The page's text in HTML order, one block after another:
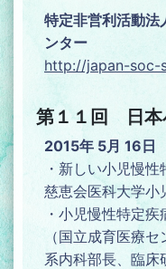
特定非営利活動
ンター
http://japan-soc-
第１１回 日本
2015年 5月 16日
・新しい小児慢
慈恵会医科大学小
・小児慢性特定
（国立成育医療
系内科部長、臨床